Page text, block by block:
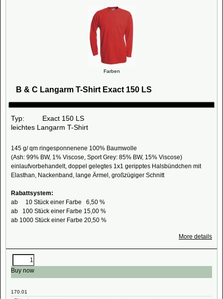
Farben
B & C Langarm T-Shirt Exact 150 LS
Typ: Exact 150 LS
leichtes Langarm T-Shirt
145 g/ qm ringesponnenene 100% Baumwolle
(Ash: 99% BW, 1% Viscose, Sport Grey: 85% BW, 15% Viscose)
einlaufvorbehandelt, doppel gelegtes 1x1 geripptes Halsbündchen mit
Elasthan, Nackenband, lange Ärmel, großzügiger Schnitt
Rabattsystem:
ab 10 Stück einer Farbe 6,50 %
ab 100 Stück einer Farbe 15,00 %
ab 1000 Stück einer Farbe 20,50 %
More details
Buy now
170.01